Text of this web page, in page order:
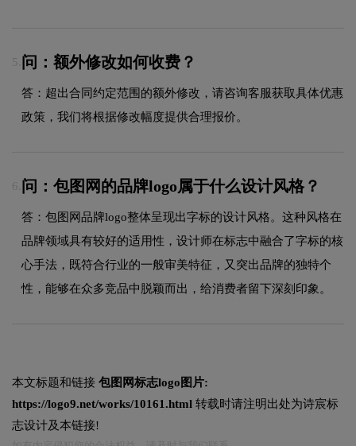
5. 问：额外修改如何收费？
答：超出合同约定范围的额外修改，请咨询客服获取具体优惠
政策，我们将根据修改幅度提供合理报价。
6. 问：包图网的品牌logo属于什么设计风格？
答：包图网品牌logo整体呈现出字标的设计风格。这种风格在
品牌领域具有较好的适用性，设计师在标志中融合了字标的核
心手法，既符合行业的一般审美特征，又突出品牌的独特个
性，能够在众多竞品中脱颖而出，给消费者留下深刻印象。
本文标题和链接 包图网标志logo图片:
https://logo9.net/works/10161.html 转载时请注明出处为诗宸标
志设计及本链接!